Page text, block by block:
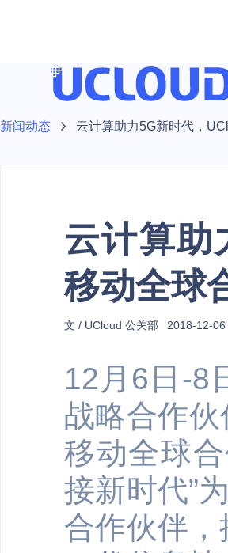
新闻动态 云计算助力5G新时代，
云计算助
移动全球
文 / UCloud 公关部 2018-12-06
12月6日-8
战略合作
移动全球
接新时代”
合作伙伴